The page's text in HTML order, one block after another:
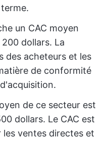
un CAC moyen
dollars. La
des acheteurs et les
de conformité
de ce secteur est
dollars. Le CAC est
ventes directes et